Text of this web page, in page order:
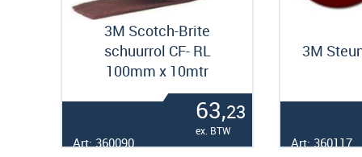
3M Scotch-Brite
schuurrol CF- RL
100mm x 10mtr
63,23
ex. BTW
Art: 360090
3M
Art: 360117